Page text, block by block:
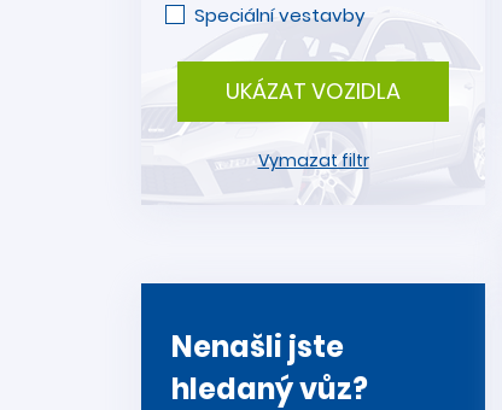
Speciální vestavby
UKÁZAT VOZIDLA
Vymazat filtr
Nenašli jste
hledaný vůz?